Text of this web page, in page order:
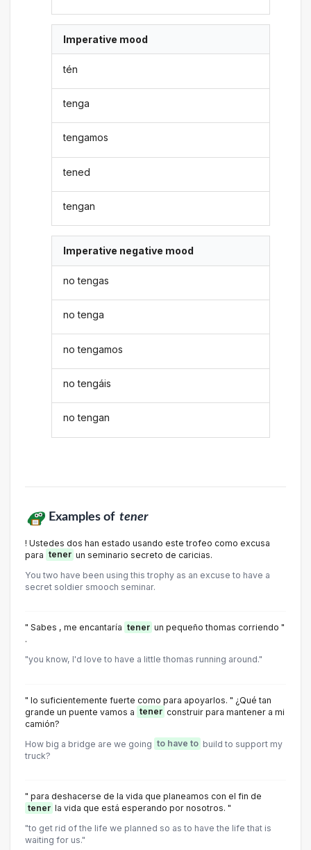
Imperative mood
tén
tenga
tengamos
tened
tengan
Imperative negative mood
no tengas
no tenga
no tengamos
no tengáis
no tengan
Examples of tener
! Ustedes dos han estado usando este trofeo como excusa
para tener un seminario secreto de caricias.
You two have been using this trophy as an excuse to have a
secret soldier smooch seminar.
" Sabes , me encantaría tener un pequeño thomas corriendo "
.
"you know, I'd love to have a little thomas running around."
" lo suficientemente fuerte como para apoyarlos. " ¿Qué tan
grande un puente vamos a tener construir para mantener a mi
camión?
How big a bridge are we going to have to build to support my
truck?
" para deshacerse de la vida que planeamos con el fin de
tener la vida que está esperando por nosotros. "
"to get rid of the life we planned so as to have the life that is
waiting for us."